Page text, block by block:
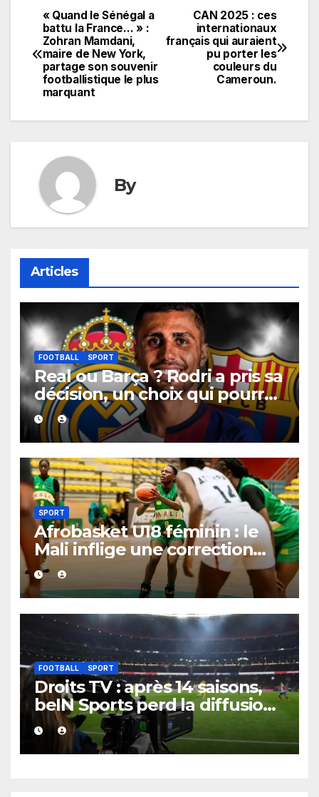
Navigation
de
l’article
CAN 2025 : ces
internationaux
français qui auraient
pu porter les
couleurs du
Cameroun.
« Quand le Sénégal a
battu la France… » :
Zohran Mamdani,
maire de New York,
partage son souvenir
footballistique le plus
marquant
By
Articles
FOOTBALL SPORT
Real ou Barça ? Rodri a pris sa
décision, un choix qui pourrait
faire grand bruit sur le
marché des transferts.
SPORT
Afrobasket U18 féminin : le
Mali inflige une correction
historique au Bénin avec plus
de 100 points d’écart
FOOTBALL SPORT
Droits TV : après 14 saisons,
beIN Sports perd la diffusion
de la Liga